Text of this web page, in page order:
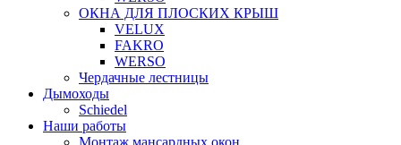
ОКНА ДЛЯ ПЛОСКИХ КРЫШ
VELUX
FAKRO
WERSO
Чердачные лестницы
Дымоходы
Schiedel
Наши работы
Монтаж мансардных окон